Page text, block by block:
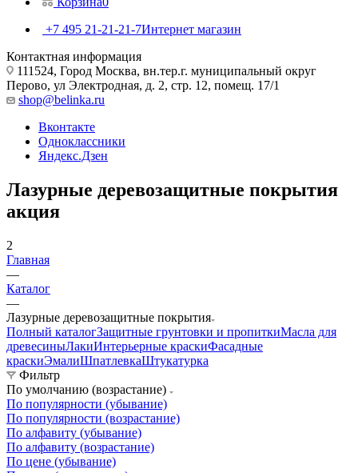
+7 495 21-21-21-7Интернет магазин
Контактная информация
111524, Город Москва, вн.тер.г. муниципальный округ
Перово, ул Электродная, д. 2, стр. 12, помещ. 17/1
shop@belinka.ru
Вконтакте
Одноклассники
Яндекс.Дзен
Лазурные деревозащитные покрытия
акция
2
Главная
—
Каталог
—
Лазурные деревозащитные покрытия
Полный каталогЗащитные грунтовки и пропиткиМасла для
древесиныЛакиИнтерьерные краскиФасадные
краскиЭмалиШпатлевкаШтукатурка
Фильтр
По умолчанию (возрастание)
По популярности (убывание)
По популярности (возрастание)
По алфавиту (убывание)
По алфавиту (возрастание)
По цене (убывание)